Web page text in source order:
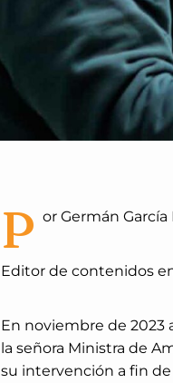
P or Germán García
Editor de contenidos
En noviembre de 2023
la señora Ministra de
su intervención a fin de